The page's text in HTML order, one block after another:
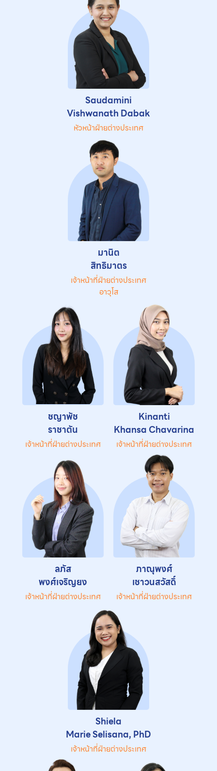
Saudamini
Vishwanath Dabak
หัวหน้าฝ่ายต่างประเทศ
มานิต
สิทธิมาตร
เจ้าหน้าที่ฝ่ายต่างประเทศ
อาวุโส
ชญาพัช
ราชาตัน
เจ้าหน้าที่ฝ่ายต่างประเทศ
Kinanti
Khansa Chavarina
เจ้าหน้าที่ฝ่ายต่างประเทศ
ลภัส
พงศ์เจริญยง
เจ้าหน้าที่ฝ่ายต่างประเทศ
ภาณุพงศ์
เชาวนสวัสดิ์
เจ้าหน้าที่ฝ่ายต่างประเทศ
Shiela
Marie Selisana, PhD
เจ้าหน้าที่ฝ่ายต่างประเทศ